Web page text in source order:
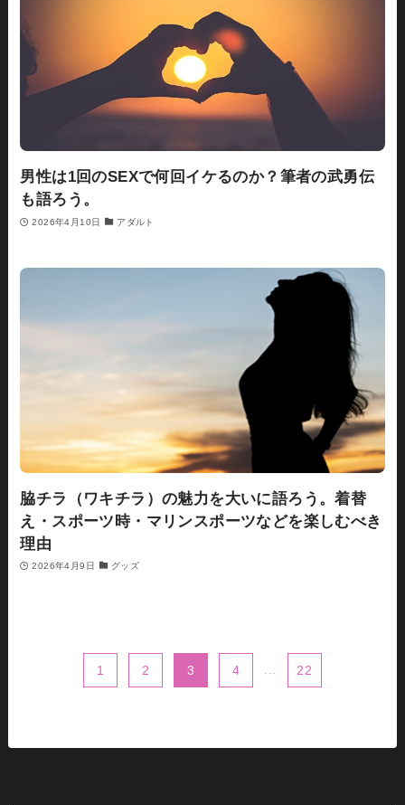
男性は1回のSEXで何回イケるのか？筆者の武勇伝
も語ろう。
2026年4月10日 アダルト
脇チラ（ワキチラ）の魅力を大いに語ろう。着替
え・スポーツ時・マリンスポーツなどを楽しむべき
理由
2026年4月9日 グッズ
1 2 3 4 22